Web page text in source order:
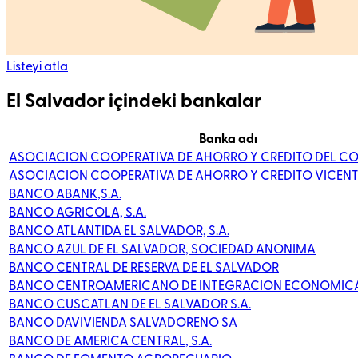
Listeyi atla
El Salvador içindeki bankalar
Banka adı
ASOCIACION COOPERATIVA DE AHORRO Y CREDITO DEL
ASOCIACION COOPERATIVA DE AHORRO Y CREDITO
BANCO ABANK,S.A.
BANCO AGRICOLA, S.A.
BANCO ATLANTIDA EL SALVADOR, S.A.
BANCO AZUL DE EL SALVADOR, SOCIEDAD ANONIMA
BANCO CENTRAL DE RESERVA DE EL SALVADOR
BANCO CENTROAMERICANO DE INTEGRACION
BANCO CUSCATLAN DE EL SALVADOR S.A.
BANCO DAVIVIENDA SALVADORENO SA
BANCO DE AMERICA CENTRAL, S.A.